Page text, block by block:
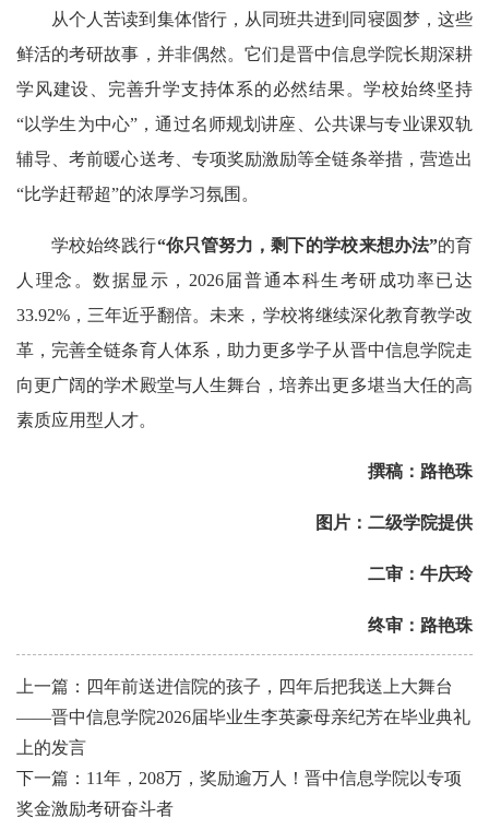
从个人苦读到集体偕行，从同班共进到同寝圆梦，这些
鲜活的考研故事，并非偶然。它们是晋中信息学院长期深耕
学风建设、完善升学支持体系的必然结果。学校始终坚持
“以学生为中心”，通过名师规划讲座、公共课与专业课双轨
辅导、考前暖心送考、专项奖励激励等全链条举措，营造出
“比学赶帮超”的浓厚学习氛围。
学校始终践行“你只管努力，剩下的学校来想办法”的育
人理念。数据显示，2026届普通本科生考研成功率已达
33.92%，三年近乎翻倍。未来，学校将继续深化教育教学改
革，完善全链条育人体系，助力更多学子从晋中信息学院走
向更广阔的学术殿堂与人生舞台，培养出更多堪当大任的高
素质应用型人才。
撰稿：路艳珠
图片：二级学院提供
二审：牛庆玲
终审：路艳珠
上一篇：四年前送进信院的孩子，四年后把我送上大舞台
——晋中信息学院2026届毕业生李英豪母亲纪芳在毕业典礼
上的发言
下一篇：11年，208万，奖励逾万人！晋中信息学院以专项
奖金激励考研奋斗者